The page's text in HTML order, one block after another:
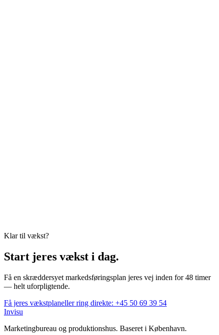
Fortify Electric
Klar til vækst?
Start jeres vækst i dag.
Få en skræddersyet markedsføringsplan jeres vej inden for 48 timer
— helt uforpligtende.
Få jeres vækstplaneller ring direkte: +45 50 69 39 54
Invisu
Marketingbureau og produktionshus. Baseret i København.